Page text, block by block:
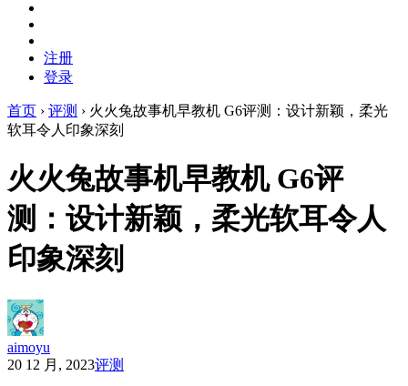
注册
登录
首页 › 评测 › 火火兔故事机早教机 G6评测：设计新颖，柔光
软耳令人印象深刻
火火兔故事机早教机 G6评
测：设计新颖，柔光软耳令人
印象深刻
aimoyu
20 12 月, 2023评测